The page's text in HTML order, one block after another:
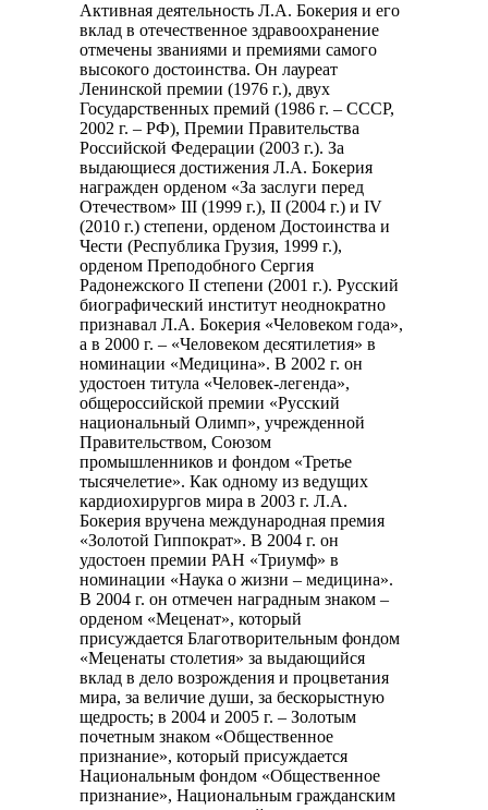
Активная деятельность Л.А. Бокерия и его
вклад в отечественное здравоохранение
отмечены званиями и премиями самого
высокого достоинства. Он лауреат
Ленинской премии (1976 г.), двух
Государственных премий (1986 г. – СССР,
2002 г. – РФ), Премии Правительства
Российской Федерации (2003 г.). За
выдающиеся достижения Л.А. Бокерия
награжден орденом «За заслуги перед
Отечеством» III (1999 г.), II (2004 г.) и IV
(2010 г.) степени, орденом Достоинства и
Чести (Республика Грузия, 1999 г.),
орденом Преподобного Сергия
Радонежского II степени (2001 г.). Русский
биографический институт неоднократно
признавал Л.А. Бокерия «Человеком года»,
а в 2000 г. – «Человеком десятилетия» в
номинации «Медицина». В 2002 г. он
удостоен титула «Человек-легенда»,
общероссийской премии «Русский
национальный Олимп», учрежденной
Правительством, Союзом
промышленников и фондом «Третье
тысячелетие». Как одному из ведущих
кардиохирургов мира в 2003 г. Л.А.
Бокерия вручена международная премия
«Золотой Гиппократ». В 2004 г. он
удостоен премии РАН «Триумф» в
номинации «Наука о жизни – медицина».
В 2004 г. он отмечен наградным знаком –
орденом «Меценат», который
присуждается Благотворительным фондом
«Меценаты столетия» за выдающийся
вклад в дело возрождения и процветания
мира, за величие души, за бескорыстную
щедрость; в 2004 и 2005 г. – Золотым
почетным знаком «Общественное
признание», который присуждается
Национальным фондом «Общественное
признание», Национальным гражданским